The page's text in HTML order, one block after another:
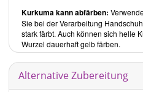
Grundrezepte
Frühstück
Snacks, Dips und Aufstriche
Salate und Dressings
Burger, Wraps und mehr
Kurkuma kann abfärben:
Sie bei der Verarbeitung
stark färbt. Auch können sich helle
Wurzel dauerhaft gelb färben.
Alternative Zubereitung